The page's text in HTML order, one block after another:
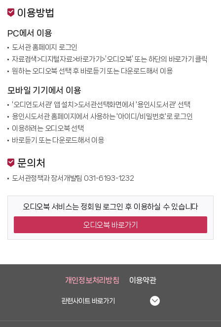
이용방법
PC에서 이용
도서관 홈페이지 로그인
자료검색>디지털자료>바로가기>’오디오북’ 또는 하단의 바로가기 클릭
원하는 오디오북 선택 후 바로듣기 또는 다운로드해서 이용
모바일 기기에서 이용
'오디언도서관' 앱 설치>도서관선택화면에서 '용인시도서관' 선택
용인시도서관 홈페이지에서 사용하는 '아이디/비밀번호'로 로그인
이용하려는 오디오북 선택
바로듣기 또는 다운로드해서 이용
문의처
도서관정책과 장서개발팀 031-6193-1232
오디오북 서비스는 정회원 로그인 후 이용하실 수 있습니다
오디오북 바로가기
개인정보처리방침 이용약관
관련사이트 바로가기